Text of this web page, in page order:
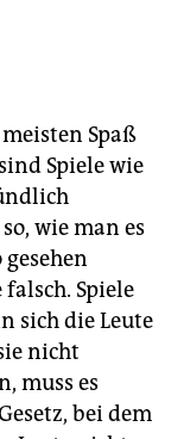
Spaß
Spiele wie
wie man es
Spiele
sich die Leute
nicht
muss es
bei dem